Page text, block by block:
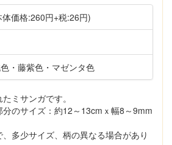
体価格:260円+税:26円)
・藤紫色・マゼンタ色
ミサンガです。
のサイズ：約12～13cmｘ幅8～9mm
多少サイズ、柄の異なる場合があり